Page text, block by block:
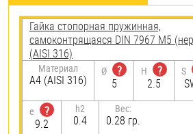
Гайка стопорная пружинная,
самоконтрящаяся DIN 7967 М5
(AISI 316)
Материал
A4 (AISI 316)
Ø
?
5
H
?
2.5
S
e
?
9.2
h2
0.4
Вес:
0.28 гр.